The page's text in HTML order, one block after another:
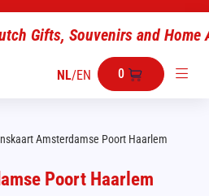
NL/EN 0
Amsterdamse Poort Haarlem
Poort Haarlem